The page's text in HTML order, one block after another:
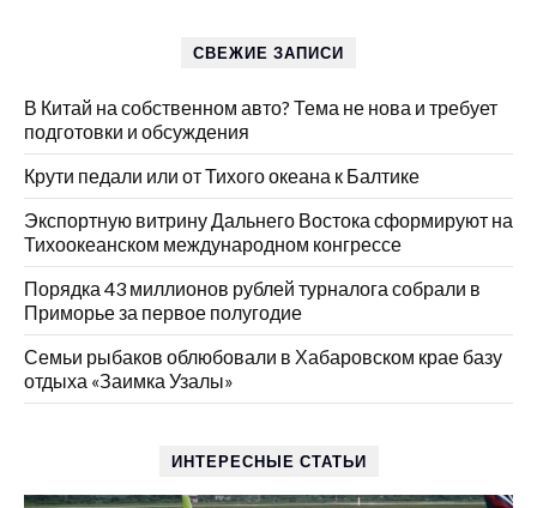
СВЕЖИЕ ЗАПИСИ
В Китай на собственном авто? Тема не нова и требует
подготовки и обсуждения
Крути педали или от Тихого океана к Балтике
Экспортную витрину Дальнего Востока сформируют на
Тихоокеанском международном конгрессе
Порядка 43 миллионов рублей турналога собрали в
Приморье за первое полугодие
Семьи рыбаков облюбовали в Хабаровском крае базу
отдыха «Заимка Узалы»
ИНТЕРЕСНЫЕ СТАТЬИ